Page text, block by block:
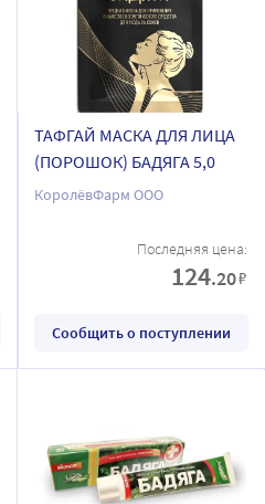
ТАФГАЙ МАСКА ДЛЯ ЛИЦА
(ПОРОШОК) БАДЯГА 5,0
КоролёвФарм ООО
Последняя цена:
124.20₽
Сообщить о поступлении